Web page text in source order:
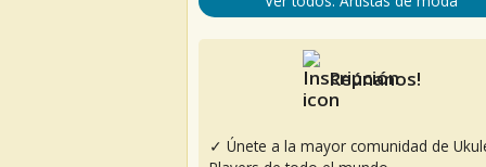
Reúnanos!
✓ Únete a la mayor comunidad de